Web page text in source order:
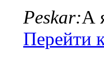
Peskar:А
Перейти